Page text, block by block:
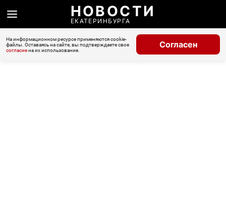
НОВОСТИ
ЕКАТЕРИНБУРГА
На информационном ресурсе применяются cookie-
файлы. Оставаясь на сайте, вы подтверждаете свое
согласиена их использование.
Согласен